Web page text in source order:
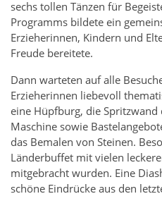
sechs tollen Tänzen für
Programms bildete ein
Erzieherinnen, Kindern und
Freude bereitete.
Dann warteten auf alle
Erzieherinnen liebevoll
eine Hüpfburg, die
Maschine sowie
das Bemalen von Steinen.
Länderbuffet mit vielen
mitgebracht wurden. Eine
schöne Eindrücke aus den